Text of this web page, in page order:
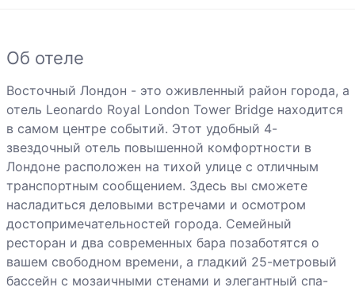
Об отеле
Восточный Лондон - это оживленный район города, а
отель Leonardo Royal London Tower Bridge находится
в самом центре событий. Этот удобный 4-
звездочный отель повышенной комфортности в
Лондоне расположен на тихой улице с отличным
транспортным сообщением. Здесь вы сможете
насладиться деловыми встречами и осмотром
достопримечательностей города. Семейный
ресторан и два современных бара позаботятся о
вашем свободном времени, а гладкий 25-метровый
бассейн с мозаичными стенами и элегантный спа-